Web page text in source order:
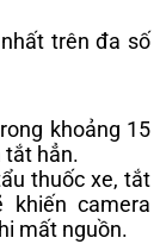
trên đa số
khoảng 15
tắt hẳn.
thuốc xe, tắt
camera
mất nguồn.